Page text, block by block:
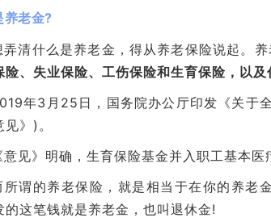
养老金?
弄清什么是养老金，得从养老保险说起。
险、失业保险、工伤保险和生育保险，以及
年3月25日，国务院办公厅印发《关于
》)。
意见》明确，生育保险基金并入职工基本医
所谓的养老保险，就是相当于在你的养老
的这笔钱就是养老金，也叫退休金!